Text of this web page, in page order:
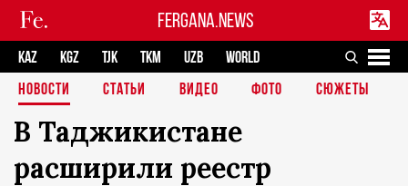
FERGANA.NEWS
KAZ KGZ TJK TKM UZB
WORLD
НОВОСТИ
СТАТЬИ ВИДЕО ФОТО СЮЖЕТЫ
В Таджикистане
расширили реестр